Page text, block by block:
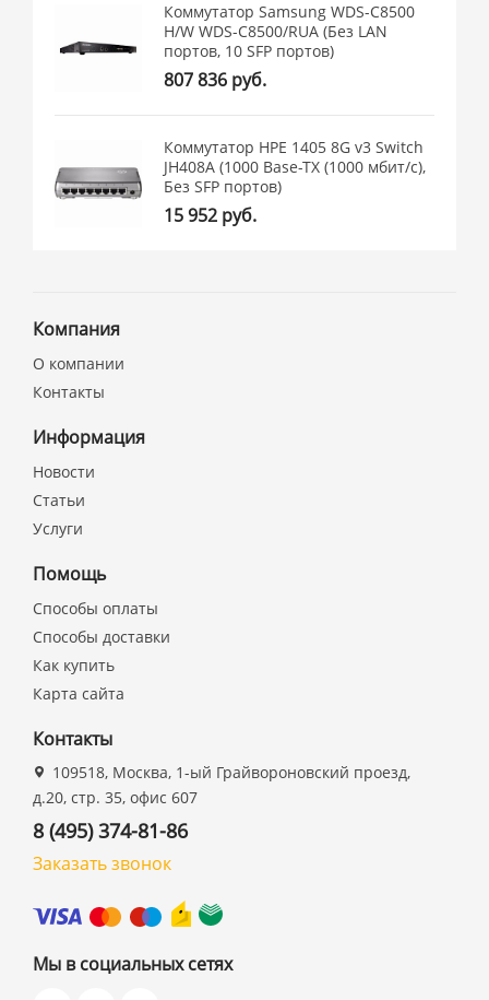
Коммутатор Samsung WDS-C8500
H/W WDS-C8500/RUA (Без LAN
портов, 10 SFP портов)
807 836 руб.
Коммутатор HPE 1405 8G v3 Switch
JH408A (1000 Base-TX (1000 мбит/с),
Без SFP портов)
15 952 руб.
Компания
О компании
Контакты
Информация
Новости
Статьи
Услуги
Помощь
Способы оплаты
Способы доставки
Как купить
Карта сайта
Контакты
109518, Москва, 1-ый Грайвороновский проезд,
д.20, стр. 35, офис 607
8 (495) 374-81-86
Заказать звонок
Мы в социальных сетях